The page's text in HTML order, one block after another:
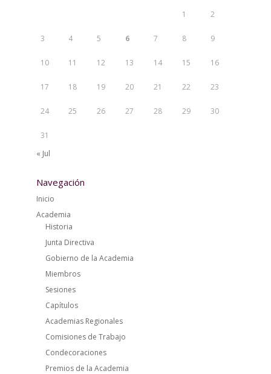
1 2
3 4 5 6 7 8 9
10 11 12 13 14 15 16
17 18 19 20 21 22 23
24 25 26 27 28 29 30
31
« Jul
Navegación
Inicio
Academia
Historia
Junta Directiva
Gobierno de la Academia
Miembros
Sesiones
Capítulos
Academias Regionales
Comisiones de Trabajo
Condecoraciones
Premios de la Academia